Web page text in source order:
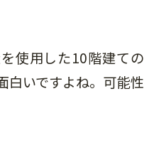
使用した10階建ての
白いですよね。可能性